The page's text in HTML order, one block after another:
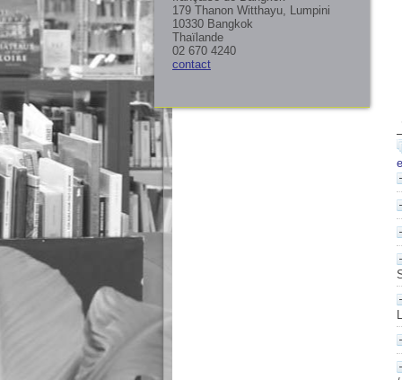
179 Thanon Witthayu, Lumpini
10330 Bangkok
Thaïlande
02 670 4240
contact